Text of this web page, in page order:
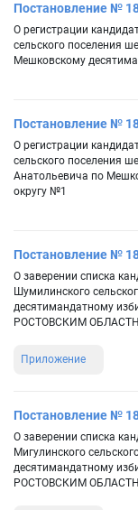
Постановление №
О регистрации
сельского поселения
Мешковскому
Постановление №
О регистрации
сельского поселения
Анатольевича по
округу №1
Постановление №
О заверении списка
Шумилинского
десятимандатному
РОСТОВСКИМ
Приложение
Постановление №
О заверении списка
Мигулинского
десятимандатному
РОСТОВСКИМ